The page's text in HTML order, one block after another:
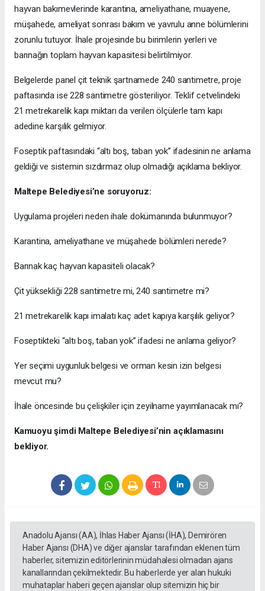
hayvan bakımevlerinde karantina, ameliyathane, muayene,
müşahede, ameliyat sonrası bakım ve yavrulu anne bölümlerini
zorunlu tutuyor. İhale projesinde bu birimlerin yerleri ve
barınağın toplam hayvan kapasitesi belirtilmiyor.
Belgelerde panel çit teknik şartnamede 240 santimetre, proje
paftasında ise 228 santimetre gösteriliyor. Teklif cetvelindeki
21 metrekarelik kapı miktarı da verilen ölçülerle tam kapı
adedine karşılık gelmiyor.
Foseptik paftasındaki “altı boş, taban yok” ifadesinin ne anlama
geldiği ve sistemin sızdırmaz olup olmadığı açıklama bekliyor.
Maltepe Belediyesi’ne soruyoruz:
Uygulama projeleri neden ihale dokümanında bulunmuyor?
Karantina, ameliyathane ve müşahede bölümleri nerede?
Barınak kaç hayvan kapasiteli olacak?
Çit yüksekliği 228 santimetre mi, 240 santimetre mi?
21 metrekarelik kapı imalatı kaç adet kapıya karşılık geliyor?
Foseptikteki “altı boş, taban yok” ifadesi ne anlama geliyor?
Yer seçimi uygunluk belgesi ve orman kesin izin belgesi
mevcut mu?
İhale öncesinde bu çelişkiler için zeyilname yayımlanacak mı?
Kamuoyu şimdi Maltepe Belediyesi’nin açıklamasını
bekliyor.
Anadolu Ajansı (AA), İhlas Haber Ajansı (İHA), Demirören
Haber Ajansı (DHA) ve diğer ajanslar tarafından eklenen tüm
haberler, sitemizin editörlerinin müdahalesi olmadan ajans
kanallarından çekilmektedir. Bu haberlerde yer alan hukuki
muhataplar haberi geçen ajanslar olup sitemizin hiç bir